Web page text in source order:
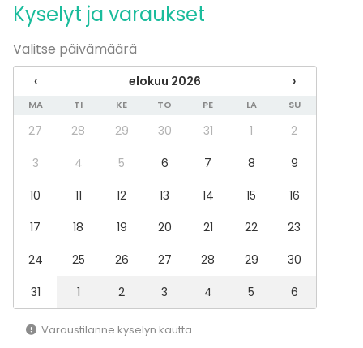
Pikkujoulut
Tilatyypit
Ravintola
Kabinetti
Baari
Kyselyt ja varaukset
Valitse päivämäärä
‹ elokuu 2026 ›
MA TI KE TO PE LA SU
27 28 29 30 31 1
2
3
4 5 6 7 8
9
10
11 12 13 14 15
16
17
18 19 20 21 22
23
24
25 26 27 28 29
30
31
1 2 3 4 5 6
Varaustilanne kyselyn kautta